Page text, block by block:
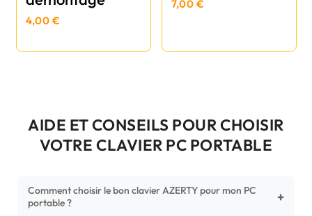
4,00 €
7,00 €
AIDE ET CONSEILS POUR CHOISIR
VOTRE CLAVIER PC PORTABLE
Comment choisir le bon clavier AZERTY pour mon PC
portable ?
+